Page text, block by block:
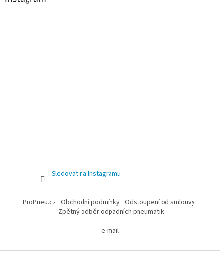
Sledovat na Instagramu
ProPneu.cz Obchodní podmínky Odstoupení od smlouvy
Zpětný odběr odpadních pneumatik
e-mail